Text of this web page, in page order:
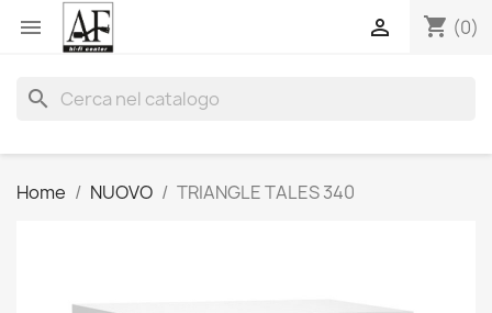
 shopping_cart (0)

search
Home NUOVO TRIANGLE TALES 340